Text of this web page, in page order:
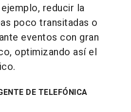
reducir la
poco transitadas o
eventos con gran
optimizando así el
DE TELEFÓNICA